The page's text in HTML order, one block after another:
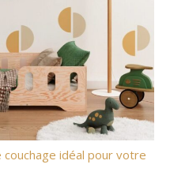
idéal pour votre